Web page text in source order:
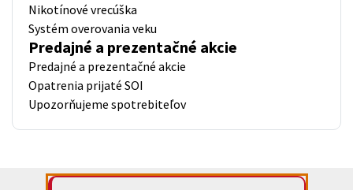
Nikotínové vrecúška
Systém overovania veku
Predajné a prezentačné akcie
Predajné a prezentačné akcie
Opatrenia prijaté SOI
Upozorňujeme spotrebiteľov